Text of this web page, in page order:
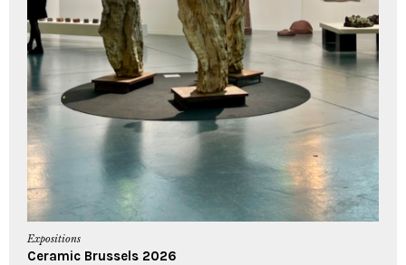
Expositions
Ceramic Brussels 2026